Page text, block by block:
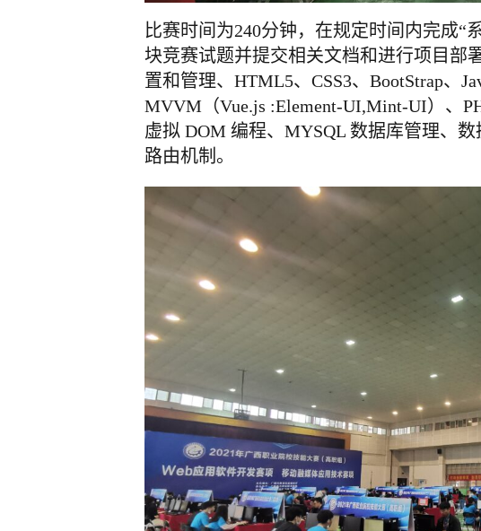
比赛时间为240分钟，在规定时间内完成“
块竞赛试题并提交相关文档和进行项目部
置和管理、HTML5、CSS3、BootStrap、
MVVM（Vue.js :Element-UI,Mint-UI）、
虚拟 DOM 编程、MYSQL 数据库管理、
路由机制。